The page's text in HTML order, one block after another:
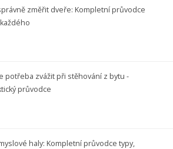
změřit dveře: Kompletní průvodce
potřeba zvážit při stěhování z bytu -
průvodce
haly: Kompletní průvodce typy,